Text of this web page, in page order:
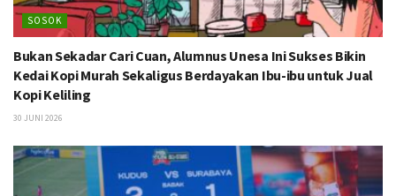
SOSOK
Bukan Sekadar Cari Cuan, Alumnus Unesa Ini Sukses Bikin
Kedai Kopi Murah Sekaligus Berdayakan Ibu-ibu untuk Jual
Kopi Keliling
30 JUNI 2026